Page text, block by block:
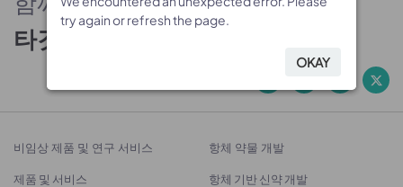
타깃 발굴에서 치료제 개발까지
비임상 제품 및 연구 서비스
제품 및 서비스
항체 약물 개발
항체 기반 신약 개발
try again or refresh the page.
OKAY
try again or refresh the page.
OKAY
try again or refresh the page.
OKAY